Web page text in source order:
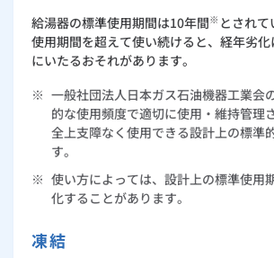
給湯器の標準使用期間は10年間※ とされ
使用期間を超えて使い続けると、経年劣
にいたるおそれがあります。
※ 一般社団法人日本ガス石油機器工業会
的な使用頻度で適切に使用・維持管理
全上支障なく使用できる設計上の標準
す。
※ 使い方によっては、設計上の標準使用
化することがあります。
凍結